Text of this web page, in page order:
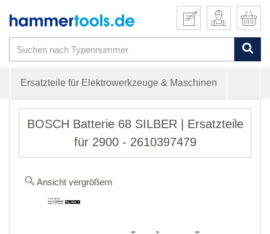
Ersatzteile für Elektrowerkzeuge & Maschinen
BOSCH Batterie 68 SILBER | Ersatzteile
für 2900 - 2610397479
Ansicht vergrößern